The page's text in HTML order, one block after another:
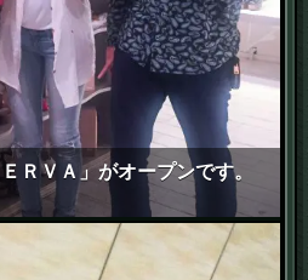
ＲＶＡ」がオープンです。